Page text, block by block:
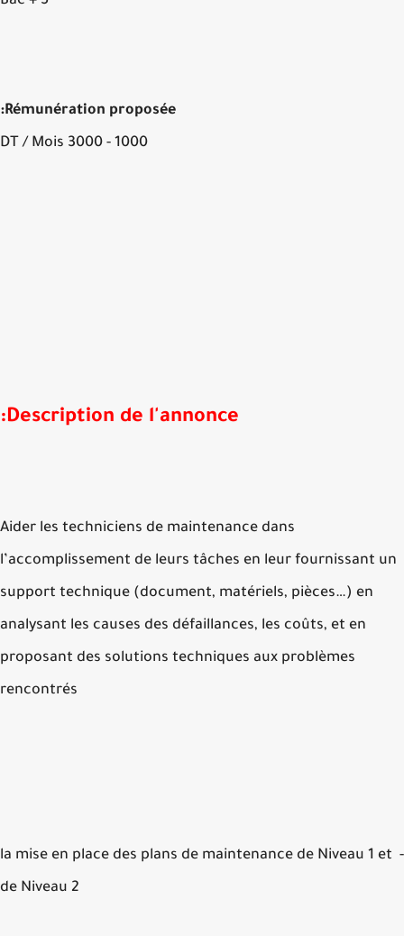
Rémunération proposée:
1000 - 3000 DT / Mois
Description de l'annonce:
Aider les techniciens de maintenance dans
l’accomplissement de leurs tâches en leur fournissant
support technique (document, matériels, pièces…) en
analysant les causes des défaillances, les coûts, et en
proposant des solutions techniques aux problèmes
rencontrés
- la mise en place des plans de maintenance de Niveau 1
de Niveau 2